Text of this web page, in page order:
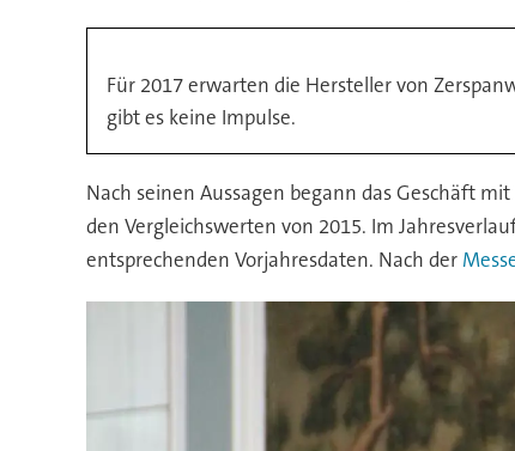
Für 2017 erwarten die Hersteller von
gibt es keine Impulse.
Nach seinen Aussagen begann das Geschäft
den Vergleichswerten von 2015. Im
entsprechenden Vorjahresdaten. Nach der